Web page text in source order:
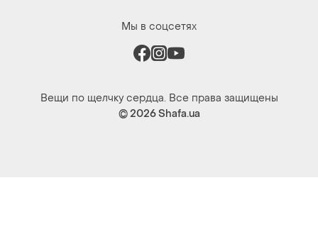
Мы в соцсетях
Вещи по щелчку сердца. Все права защищены
© 2026Shafa.ua